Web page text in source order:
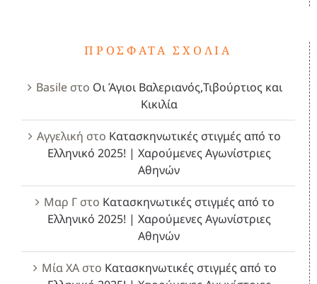
ΠΡΌΣΦΑΤΑ ΣΧΌΛΙΑ
Basileστο Οι Άγιοι Βαλεριανός,Τιβούρτιος και
Κικιλία
Αγγελική στο Κατασκηνωτικές στιγμές από το
Ελληνικό 2025! | Χαρούμενες Αγωνίστριες
Αθηνών
Μαρ Γστο Κατασκηνωτικές στιγμές από το
Ελληνικό 2025! | Χαρούμενες Αγωνίστριες
Αθηνών
Μία ΧΑστο Κατασκηνωτικές στιγμές από το